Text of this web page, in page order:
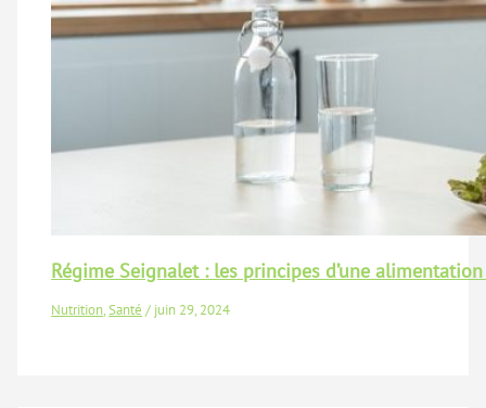
Régime Seignalet : les principes d’une
Nutrition,Santé / juin 29, 2024